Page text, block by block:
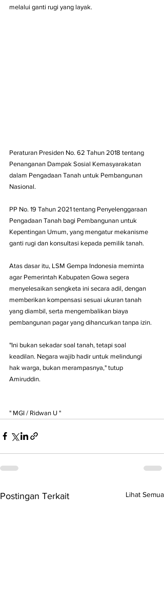
melalui ganti rugi yang layak.
Peraturan Presiden No. 62 Tahun 2018 tentang
Penanganan Dampak Sosial Kemasyarakatan
dalam Pengadaan Tanah untuk Pembangunan
Nasional.
PP No. 19 Tahun 2021 tentang Penyelenggaraan
Pengadaan Tanah bagi Pembangunan untuk
Kepentingan Umum, yang mengatur mekanisme
ganti rugi dan konsultasi kepada pemilik tanah.
Atas dasar itu, LSM Gempa Indonesia meminta
agar Pemerintah Kabupaten Gowa segera
menyelesaikan sengketa ini secara adil, dengan
memberikan kompensasi sesuai ukuran tanah
yang diambil, serta mengembalikan biaya
pembangunan pagar yang dihancurkan tanpa izin.
"Ini bukan sekadar soal tanah, tetapi soal
keadilan. Negara wajib hadir untuk melindungi
hak warga, bukan merampasnya," tutup
Amiruddin.
" MGI / Ridwan U "
Postingan Terkait Lihat Semua